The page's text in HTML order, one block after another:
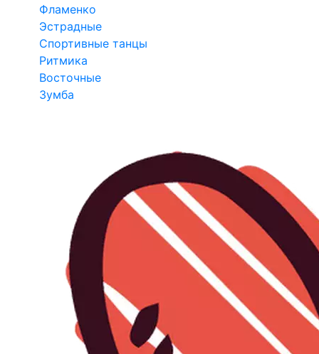
Фламенко
Эстрадные
Спортивные танцы
Ритмика
Восточные
Зумба